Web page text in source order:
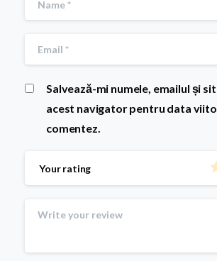
Salvează-mi numele, emailul și
acest navigator pentru data
comentez.
Your rating